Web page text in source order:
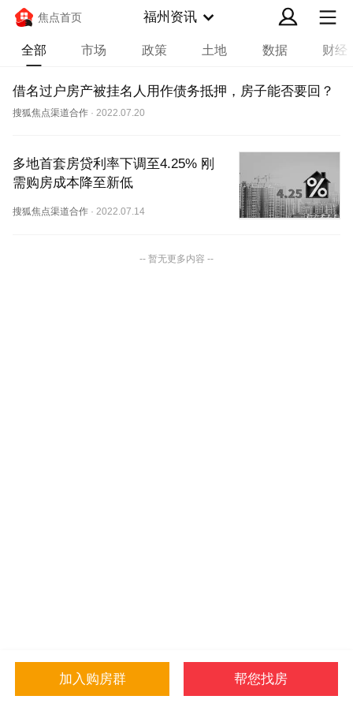
焦点首页 福州资讯
全部 市场 政策 土地 数据 财经
借名过户房产被挂名人用作债务抵押，房子能否要回？
搜狐焦点渠道合作 · 2022.07.20
多地首套房贷利率下调至4.25% 刚
需购房成本降至新低
搜狐焦点渠道合作 · 2022.07.14
-- 暂无更多内容 --
加入购房群 帮您找房